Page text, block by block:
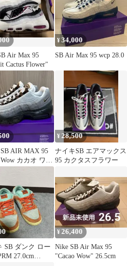
Air Max 95
Cactus Flower"
¥34,000
SB Air Max 95 wcp 28.0
AIR MAX 95
カカオ ワオ
¥ 28,500
ナイキSB エアマックス
95 カクタスフラワー
SB ダンク ロー
27.0cm
¥ 26,400
Nike SB Air Max 95
"Cacao Wow" 26.5cm